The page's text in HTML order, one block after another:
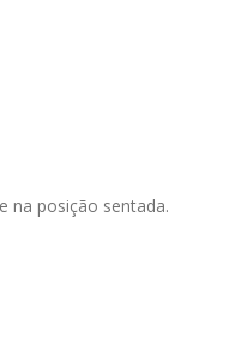
na posição sentada.